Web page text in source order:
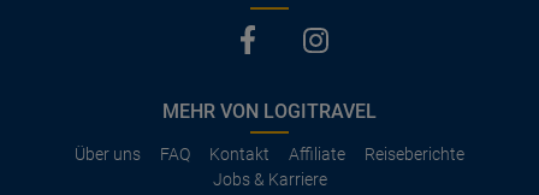
MEHR VON LOGITRAVEL
Über uns FAQ Kontakt Affiliate
Reiseberichte
Jobs & Karriere